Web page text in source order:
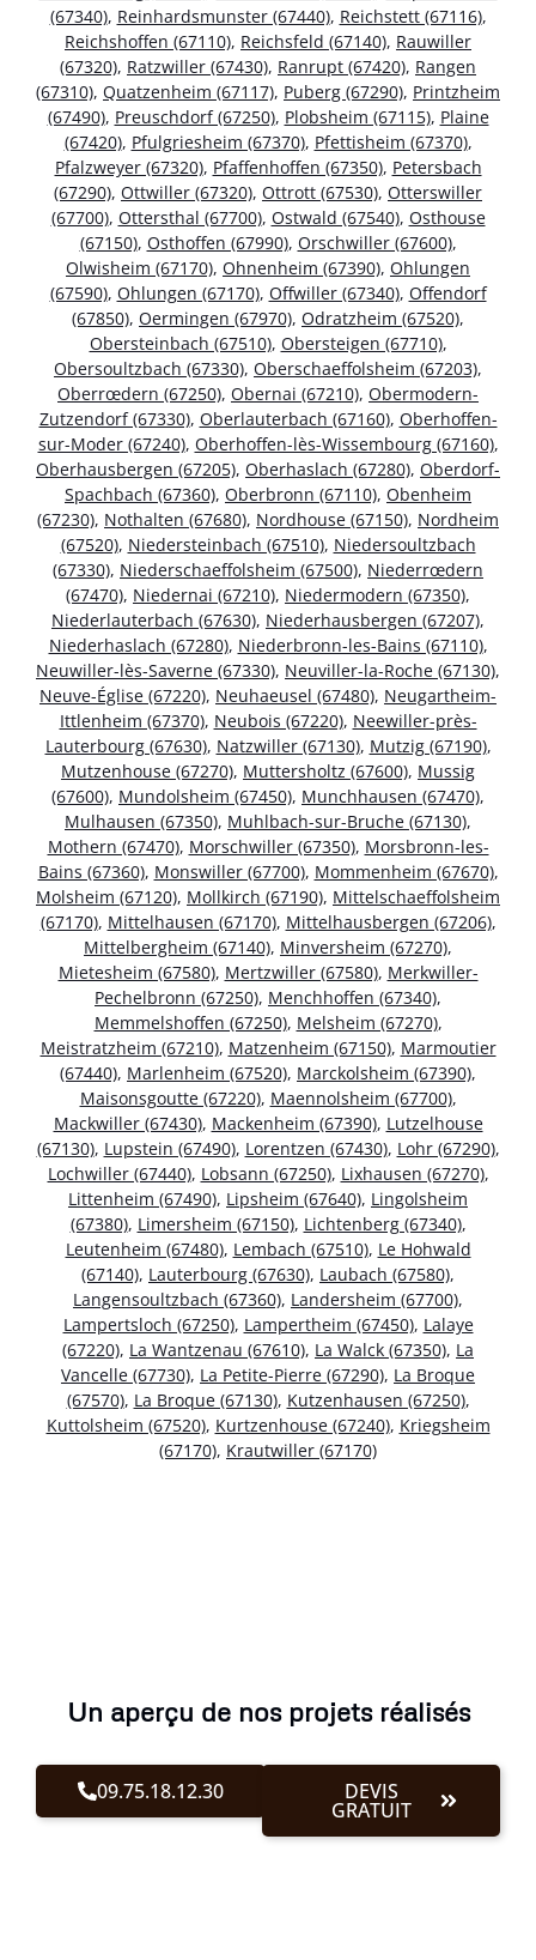
(67340), Reinhardsmunster (67440), Reichstett (67116),
Reichshoffen (67110), Reichsfeld (67140), Rauwiller
(67320), Ratzwiller (67430), Ranrupt (67420), Rangen
(67310), Quatzenheim (67117), Puberg (67290), Printzheim
(67490), Preuschdorf (67250), Plobsheim (67115), Plaine
(67420), Pfulgriesheim (67370), Pfettisheim (67370),
Pfalzweyer (67320), Pfaffenhoffen (67350), Petersbach
(67290), Ottwiller (67320), Ottrott (67530), Otterswiller
(67700), Ottersthal (67700), Ostwald (67540), Osthouse
(67150), Osthoffen (67990), Orschwiller (67600),
Olwisheim (67170), Ohnenheim (67390), Ohlungen
(67590), Ohlungen (67170), Offwiller (67340), Offendorf
(67850), Oermingen (67970), Odratzheim (67520),
Obersteinbach (67510), Obersteigen (67710),
Obersoultzbach (67330), Oberschaeffolsheim (67203),
Oberrœdern (67250), Obernai (67210), Obermodern-
Zutzendorf (67330), Oberlauterbach (67160), Oberhoffen-
sur-Moder (67240), Oberhoffen-lès-Wissembourg (67160),
Oberhausbergen (67205), Oberhaslach (67280), Oberdorf-
Spachbach (67360), Oberbronn (67110), Obenheim
(67230), Nothalten (67680), Nordhouse (67150), Nordheim
(67520), Niedersteinbach (67510), Niedersoultzbach
(67330), Niederschaeffolsheim (67500), Niederrœdern
(67470), Niedernai (67210), Niedermodern (67350),
Niederlauterbach (67630), Niederhausbergen (67207),
Niederhaslach (67280), Niederbronn-les-Bains (67110),
Neuwiller-lès-Saverne (67330), Neuviller-la-Roche (67130),
Neuve-Église (67220), Neuhaeusel (67480), Neugartheim-
Ittlenheim (67370), Neubois (67220), Neewiller-près-
Lauterbourg (67630), Natzwiller (67130), Mutzig (67190),
Mutzenhouse (67270), Muttersholtz (67600), Mussig
(67600), Mundolsheim (67450), Munchhausen (67470),
Mulhausen (67350), Muhlbach-sur-Bruche (67130),
Mothern (67470), Morschwiller (67350), Morsbronn-les-
Bains (67360), Monswiller (67700), Mommenheim (67670),
Molsheim (67120), Mollkirch (67190), Mittelschaeffolsheim
(67170), Mittelhausen (67170), Mittelhausbergen (67206),
Mittelbergheim (67140), Minversheim (67270),
Mietesheim (67580), Mertzwiller (67580), Merkwiller-
Pechelbronn (67250), Menchhoffen (67340),
Memmelshoffen (67250), Melsheim (67270),
Meistratzheim (67210), Matzenheim (67150), Marmoutier
(67440), Marlenheim (67520), Marckolsheim (67390),
Maisonsgoutte (67220), Maennolsheim (67700),
Mackwiller (67430), Mackenheim (67390), Lutzelhouse
(67130), Lupstein (67490), Lorentzen (67430), Lohr (67290),
Lochwiller (67440), Lobsann (67250), Lixhausen (67270),
Littenheim (67490), Lipsheim (67640), Lingolsheim
(67380), Limersheim (67150), Lichtenberg (67340),
Leutenheim (67480), Lembach (67510), Le Hohwald
(67140), Lauterbourg (67630), Laubach (67580),
Langensoultzbach (67360), Landersheim (67700),
Lampertsloch (67250), Lampertheim (67450), Lalaye
(67220), La Wantzenau (67610), La Walck (67350), La
Vancelle (67730), La Petite-Pierre (67290), La Broque
(67570), La Broque (67130), Kutzenhausen (67250),
Kuttolsheim (67520), Kurtzenhouse (67240), Kriegsheim
(67170), Krautwiller (67170)
Un aperçu de nos projets réalisés
09.75.18.12.30 DEVIS
GRATUIT